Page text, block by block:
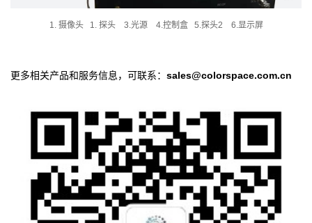
1. 摄像头 1. 探头 3.光源 4.控制盒 5.探头2 6.显示屏
更多相关产品和服务信息，可联系： sales@colorspace.com.cn